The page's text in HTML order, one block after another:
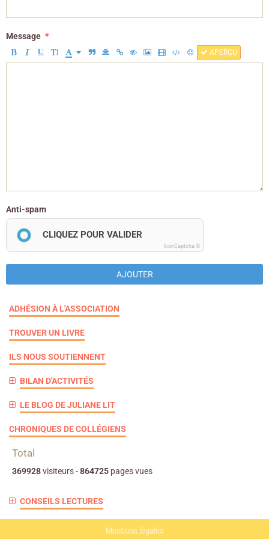
Message
APERÇU
Anti-spam
CLIQUEZ POUR VALIDER
IconCaptcha ©
AJOUTER
ADHÉSION À L'ASSOCIATION
TROUVER UN LIVRE
ILS NOUS SOUTIENNENT
BILAN D'ACTIVITÉS
LE BLOG DE JULIANE LIT
CHRONIQUES DE COLLÉGIENS
Total
369928visiteurs -864725 pages vues
CONSEILS LECTURES
Mentions légales